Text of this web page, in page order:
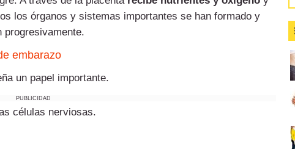
los órganos y sistemas importantes se han formado y
progresivamente.
embarazo
un papel importante.
PUBLICIDAD
células nerviosas.